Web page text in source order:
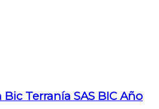
Terranía SAS BIC Año